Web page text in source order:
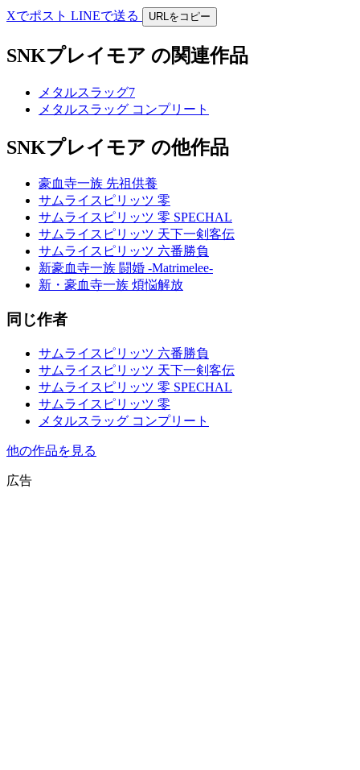
Xでポスト LINEで送る URLをコピー
SNKプレイモア の関連作品
メタルスラッグ7
メタルスラッグ コンプリート
SNKプレイモア の他作品
豪血寺一族 先祖供養
サムライスピリッツ 零
サムライスピリッツ 零 SPECHAL
サムライスピリッツ 天下一剣客伝
サムライスピリッツ 六番勝負
新豪血寺一族 闘婚 -Matrimelee-
新・豪血寺一族 煩悩解放
同じ作者
サムライスピリッツ 六番勝負
サムライスピリッツ 天下一剣客伝
サムライスピリッツ 零 SPECHAL
サムライスピリッツ 零
メタルスラッグ コンプリート
他の作品を見る
広告